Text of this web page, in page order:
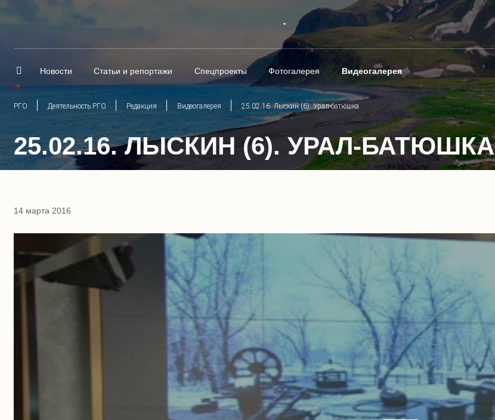
Новости Статьи и репортажи Спецпроекты Фотогалерея Видеогалерея
РГО Деятельность РГО Редакция Видеогалерея 25.02.16. Лыскин (6). Урал-батюшка
25.02.16. ЛЫСКИН (6). УРАЛ-БАТЮШКА
14 марта 2016